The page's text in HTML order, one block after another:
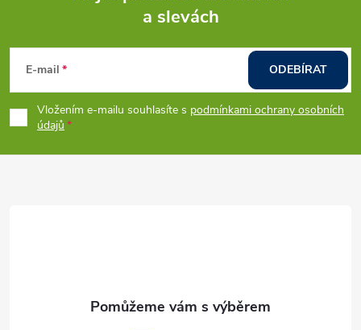
p
a
a slevách
E-mail
Vložením e-mailu souhlasíte s podmínkami ochrany osobních
údajů
ODEBÍRAT